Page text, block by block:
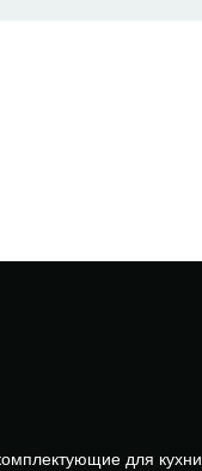
для кухни